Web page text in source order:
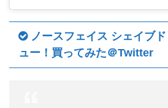
ノースフェイス シェイブ
ュー！買ってみた＠Twitter